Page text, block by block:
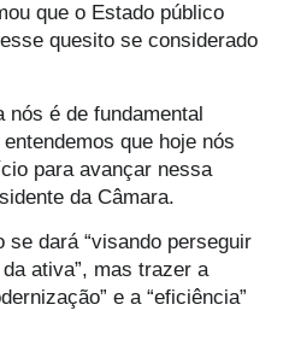
que o Estado público
quesito se considerado
nós é de fundamental
que hoje nós
para avançar nessa
da Câmara.
se dará “visando perseguir
ativa”, mas trazer a
e a “eficiência”